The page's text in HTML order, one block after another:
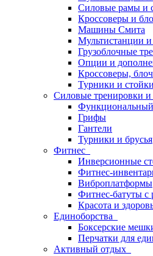
Силовые рамы и
Кроссоверы и
Машины Смита
Мультистанции
Грузоблочные
Опции и
Кроссоверы,
Турники и
Силовые тренировки и
Грифы
Гантели
Турники и брусья
Фитнес
Инверсионные
Фитнес-
Виброплатформы
Фитнес-батуты с
Красота и
Единоборства
Боксерские
Перчатки для
Активный отдых